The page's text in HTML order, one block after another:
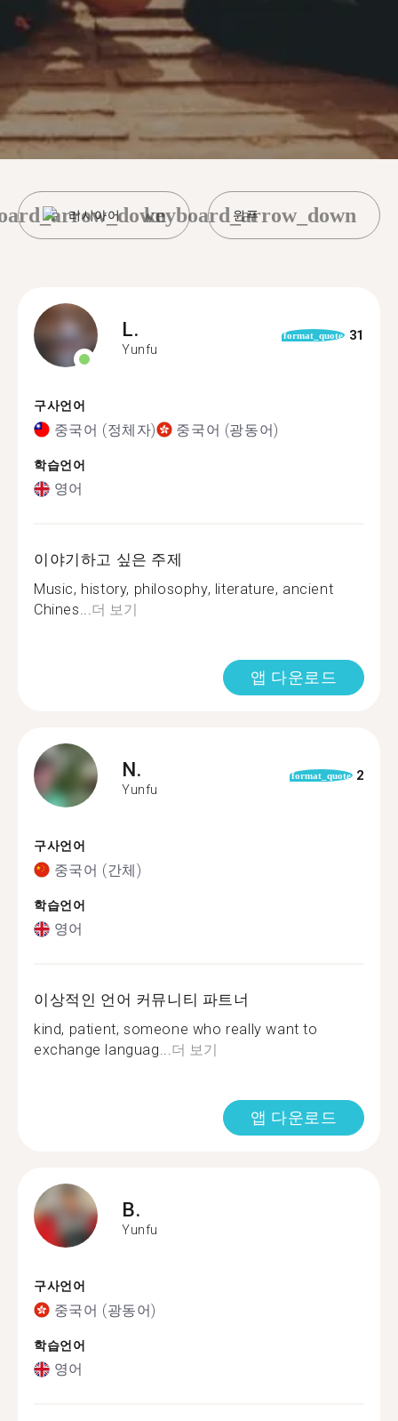
러시아어 윈푸
keyboard_arrow_down
L.
Yunfu
format_quote 31
구사언어
중국어 (정체자) 중국어 (광동어)
학습언어
영어
이야기하고 싶은 주제
Music, history, philosophy, literature, ancient
Chines...더 보기
앱 다운로드
N.
Yunfu
format_quote 2
구사언어
중국어 (간체)
학습언어
영어
이상적인 언어 커뮤니티 파트너
kind, patient, someone who really want to
exchange languag...더 보기
앱 다운로드
B.
Yunfu
구사언어
중국어 (광동어)
학습언어
영어